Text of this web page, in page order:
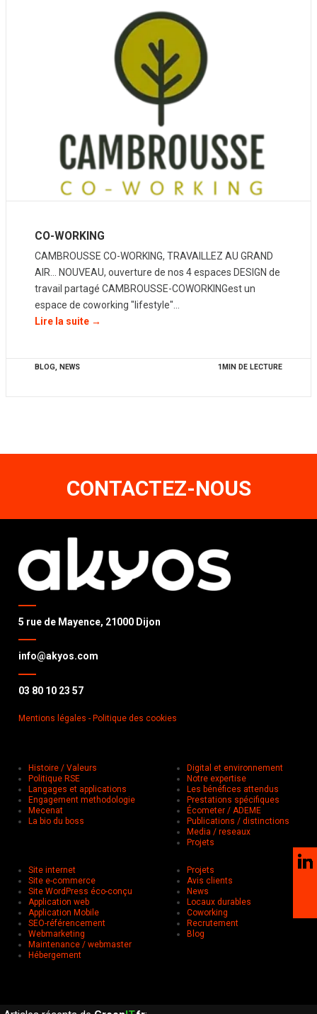
CO-WORKING
CAMBROUSSE CO-WORKING, TRAVAILLEZ AU GRAND
AIR… NOUVEAU, ouverture de nos 4 espaces DESIGN de
travail partagé CAMBROUSSE-COWORKINGest un
espace de coworking "lifestyle"…
Lire la suite →
BLOG, NEWS 1MIN DE LECTURE
CONTACTEZ-NOUS
5 rue de Mayence, 21000 Dijon
info@akyos.com
03 80 10 23 57
Mentions légales - Politique des cookies
Histoire / Valeurs
Politique RSE
Langages et applications
Engagement methodologie
Mecenat
La bio du boss
Digital et environnement
Notre expertise
Les bénéfices attendus
Prestations spécifiques
Écometer / ADEME
Publications / distinctions
Media / reseaux
Projets
Site internet
Site e-commerce
Site WordPress éco-conçu
Application web
Application Mobile
SEO-référencement
Webmarketing
Maintenance / webmaster
Hébergement
Projets
Avis clients
News
Locaux durables
Coworking
Recrutement
Blog